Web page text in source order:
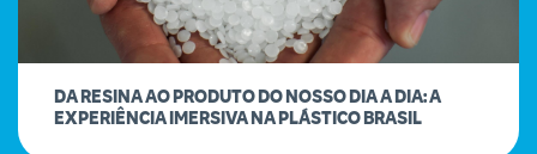
DA RESINA AO PRODUTO DO NOSSO DIA A DIA: A
EXPERIÊNCIA IMERSIVA NA PLÁSTICO BRASIL